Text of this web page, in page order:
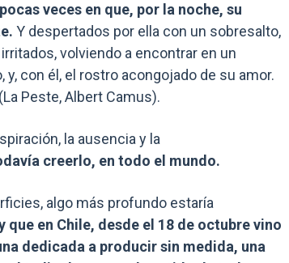
veces en que, por la noche, su
Y despertados por ella con un sobresalto,
volviendo a encontrar en un
con él, el rostro acongojado de su amor.
Peste, Albert Camus).
la ausencia y la
creerlo, en todo el mundo.
algo más profundo estaría
que en Chile, desde el 18 de octubre vino
dedicada a producir sin medida, una